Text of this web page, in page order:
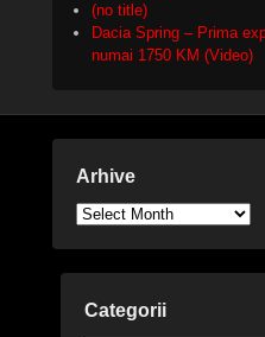
(no title)
Dacia Spring – Prima
numai 1750 KM (Video)
Arhive
Arhive
Categorii